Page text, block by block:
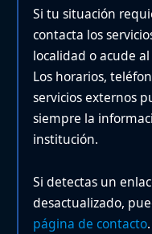
Si tu situación
contacta los
localidad o acude
Los horarios,
servicios externos
siempre la
institución.
Si detectas un
desactualizado,
página de contacto.